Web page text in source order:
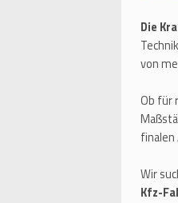
Die
von
Ob für
finalen
Wir
Kfz-